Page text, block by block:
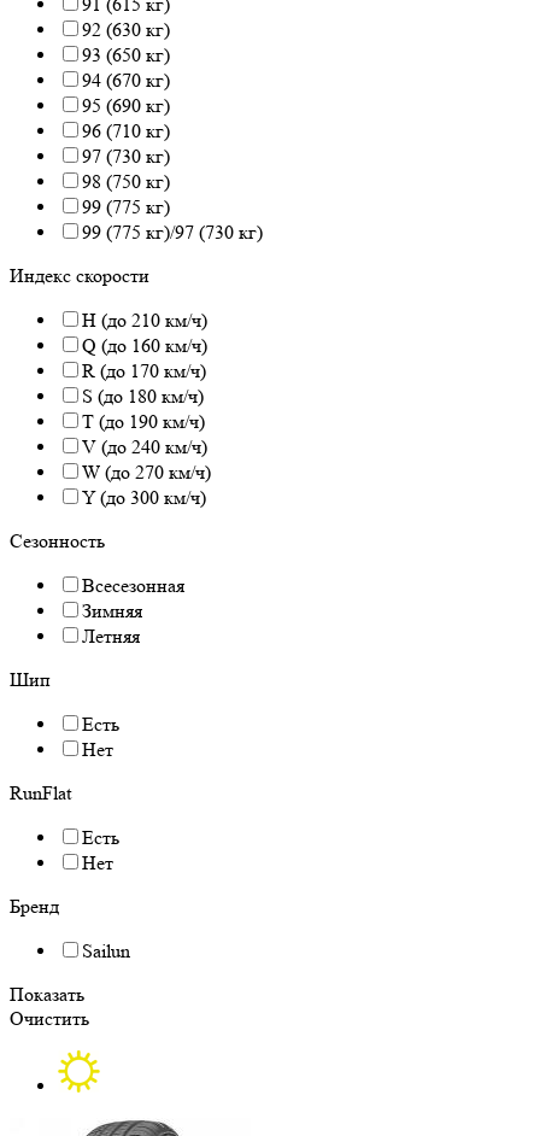
92 (630 кг)
93 (650 кг)
94 (670 кг)
95 (690 кг)
96 (710 кг)
97 (730 кг)
98 (750 кг)
99 (775 кг)
99 (775 кг)/97 (730 кг)
Индекс скорости
H (до 210 км/ч)
Q (до 160 км/ч)
R (до 170 км/ч)
S (до 180 км/ч)
T (до 190 км/ч)
V (до 240 км/ч)
W (до 270 км/ч)
Y (до 300 км/ч)
Сезонность
Всесезонная
Зимняя
Летняя
Шип
Есть
Нет
RunFlat
Есть
Нет
Бренд
Sailun
Показать
Очистить